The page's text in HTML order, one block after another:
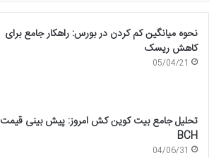
نحوه میانگین کم کردن در بورس: راهکار جامع برای
کاهش ریسک
05/04/21
تحلیل جامع بیت کوین کش امروز: پیش بینی قیمت
BCH
04/06/31